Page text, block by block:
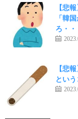
【悲
「韓
ろ・・
【悲
とい